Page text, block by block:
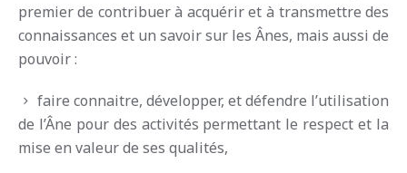
premier de contribuer à acquérir et à transmettre des
connaissances et un savoir sur les Ânes, mais aussi de
pouvoir :
faire connaitre, développer, et défendre l’utilisation
de l’Âne pour des activités permettant le respect et la
mise en valeur de ses qualités,